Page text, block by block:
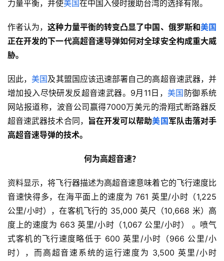
力量平衡，并使美国在中国入侵时援助台湾的选择有限。
作者认为，这种力量平衡的转变凸显了中国、俄罗斯和美国
正在开发的下一代高超音速导弹如何对全球安全构成重大威
胁。
因此，美国及其盟国应该迅速部署自己的高超音速武器，并
增加投入尽快研发反超音速武器。9月11日， 美国 防御系统
网站报道称，波音公司赢得7000万美元的滑翔式断路器反
超音速武器技术合同， 旨在开发可以帮助美国 军队击落对手
高超音速导弹的技术。
何为高超音速？
资料显示，将飞行器描述为高超音速意味着它的飞行速度比
音速快得多，在海平面上的速度为 761 英里/小时（1,225
公里/小时），在客机飞行的 35,000 英尺（10,668 米）高
度上的速度为 663 英里/小时（1,067 公里/小时） 。喷气
式客机的飞行速度略低于 600 英里/小时（966 公里/小
时），而高超音速系统的运行速度为 3,500 英里/小时